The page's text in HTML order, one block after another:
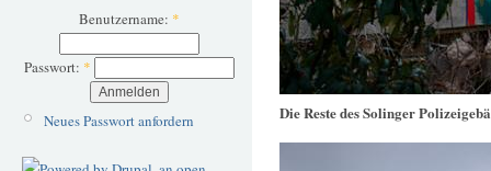
Benutzername: *
Passwort: *
Neues Passwort anfordern Die Reste des Solinger